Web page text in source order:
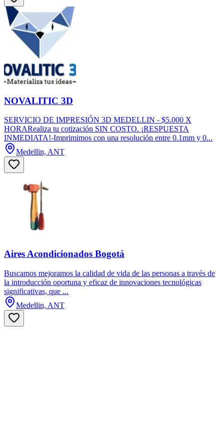
NOVALITIC 3D
SERVICIO DE IMPRESIÓN 3D MEDELLIN - $5.000 X
HORARealiza tu cotización SIN COSTO. ¡RESPUESTA
INMEDIATA!-Imprimimos con una resolución entre 0.1mm y 0...
Medellin, ANT
Aires Acondicionados Bogotá
Buscamos mejoramos la calidad de vida de las personas a través de
la introducción oportuna y eficaz de innovaciones tecnológicas
significativas, que ...
Medellin, ANT